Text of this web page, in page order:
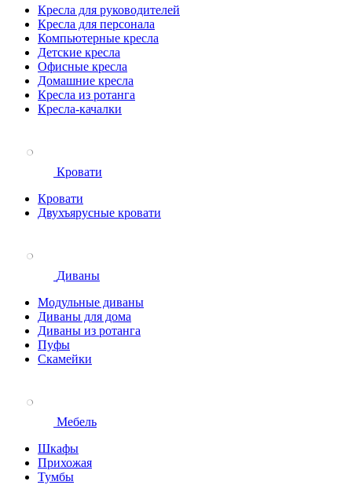
Кресла для руководителей
Кресла для персонала
Компьютерные кресла
Детские кресла
Офисные кресла
Домашние кресла
Кресла из ротанга
Кресла-качалки
Кровати
Кровати
Двухъярусные кровати
Диваны
Модульные диваны
Диваны для дома
Диваны из ротанга
Пуфы
Скамейки
Мебель
Шкафы
Прихожая
Тумбы